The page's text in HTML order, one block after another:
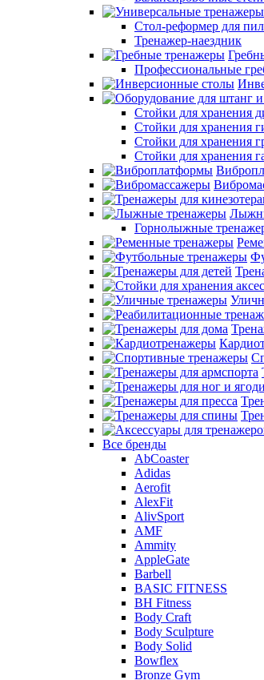
Стол-реформер для
Тренажер-наездник
Профессиональные
Стойки для хранения
Стойки для хранения
Стойки для хранения
Стойки для хранения
Горнолыжные
Все бренды
AbCoaster
Adidas
Aerofit
AlexFit
AlivSport
AMF
Ammity
AppleGate
Barbell
BASIC FITNESS
BH Fitness
Body Craft
Body Sculpture
Body Solid
Bowflex
Bronze Gym